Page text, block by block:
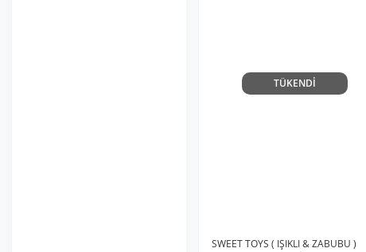
TÜKENDİ
SWEET TOYS ( IŞIKLI & ZABUBU )